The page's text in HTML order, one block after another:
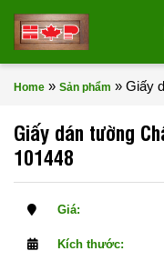
Home » Sản phẩm » Giấy
Giấy dán tường
101448
Giá:
Kích thước: